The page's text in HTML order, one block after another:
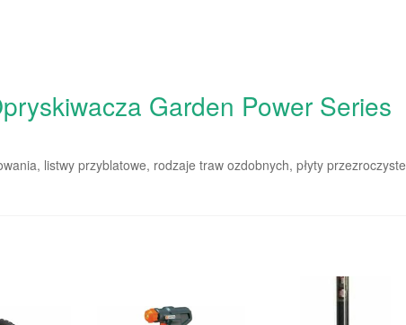
Garden Power Series
listwy przyblatowe, rodzaje traw ozdobnych, płyty przezroczyste